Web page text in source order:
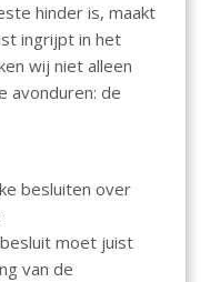
hinder is, maakt
ingrijpt in het
wij niet alleen
avonduren: de
besluiten over
moet juist
van de